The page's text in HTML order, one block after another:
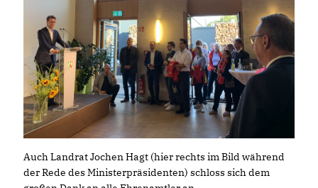
Auch Landrat Jochen Hagt (hier rechts im Bild während
der Rede des Ministerpräsidenten) schloss sich dem